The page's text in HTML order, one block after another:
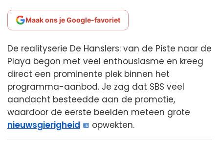
Maak ons je Google-favoriet
De realityserie De Hanslers: van de Piste naar de
Playa begon met veel enthousiasme en kreeg
direct een prominente plek binnen het
programma-aanbod. Je zag dat SBS veel
aandacht besteedde aan de promotie,
waardoor de eerste beelden meteen grote
nieuwsgierigheid
opwekten.